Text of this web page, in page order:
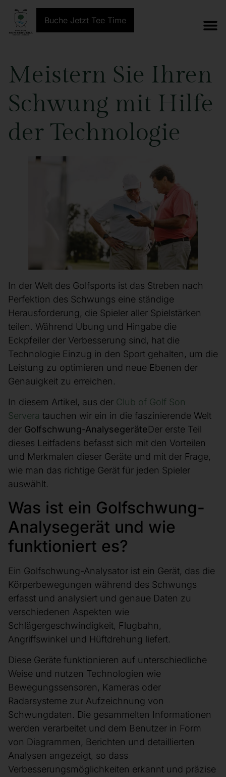
Buche Jetzt Tee Time
Meistern Sie Ihren
Schwung mit Hilfe
der Technologie
In der Welt des Golfsports ist das Streben nach
Perfektion des Schwungs eine ständige
Herausforderung, die Spieler aller Spielstärken
teilen. Während Übung und Hingabe die
Eckpfeiler der Verbesserung sind, hat die
Technologie Einzug in den Sport gehalten, um die
Leistung zu optimieren und neue Ebenen der
Genauigkeit zu erreichen.
In diesem Artikel, aus der Club of Golf Son
Servera tauchen wir ein in die faszinierende Welt
der Golfschwung-AnalysegeräteDer erste Teil
dieses Leitfadens befasst sich mit den Vorteilen
und Merkmalen dieser Geräte und mit der Frage,
wie man das richtige Gerät für jeden Spieler
auswählt.
Was ist ein Golfschwung-
Analysegerät und wie
funktioniert es?
Ein Golfschwung-Analysator ist ein Gerät, das die
Körperbewegungen während des Schwungs
erfasst und analysiert und genaue Daten zu
verschiedenen Aspekten wie
Schlägergeschwindigkeit, Flugbahn,
Angriffswinkel und Hüftdrehung liefert.
Diese Geräte funktionieren auf unterschiedliche
Weise und nutzen Technologien wie
Bewegungssensoren, Kameras oder
Radarsysteme zur Aufzeichnung von
Schwungdaten. Die gesammelten Informationen
werden verarbeitet und dem Benutzer in Form
von Diagrammen, Berichten und detaillierten
Analysen angezeigt, so dass
Verbesserungsmöglichkeiten erkannt und präzise